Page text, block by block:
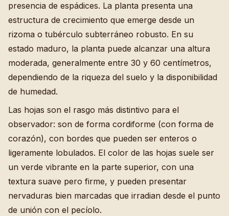
presencia de espádices. La planta presenta una
estructura de crecimiento que emerge desde un
rizoma o tubérculo subterráneo robusto. En su
estado maduro, la planta puede alcanzar una altura
moderada, generalmente entre 30 y 60 centímetros,
dependiendo de la riqueza del suelo y la disponibilidad
de humedad.
Las hojas son el rasgo más distintivo para el
observador: son de forma cordiforme (con forma de
corazón), con bordes que pueden ser enteros o
ligeramente lobulados. El color de las hojas suele ser
un verde vibrante en la parte superior, con una
textura suave pero firme, y pueden presentar
nervaduras bien marcadas que irradian desde el punto
de unión con el pecíolo.